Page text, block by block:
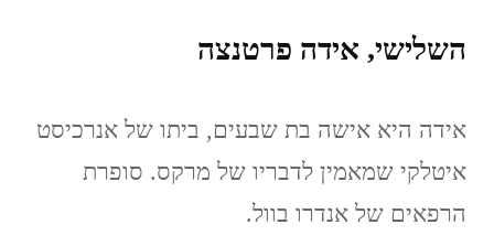
השלישי, אידה פרטנצה
אידה היא אישה בת שבעים, ביתו של אנרכיסט
איטלקי שמאמין לדבריו של מרקס. סופרת
הרפאים של אנדרו בוול.